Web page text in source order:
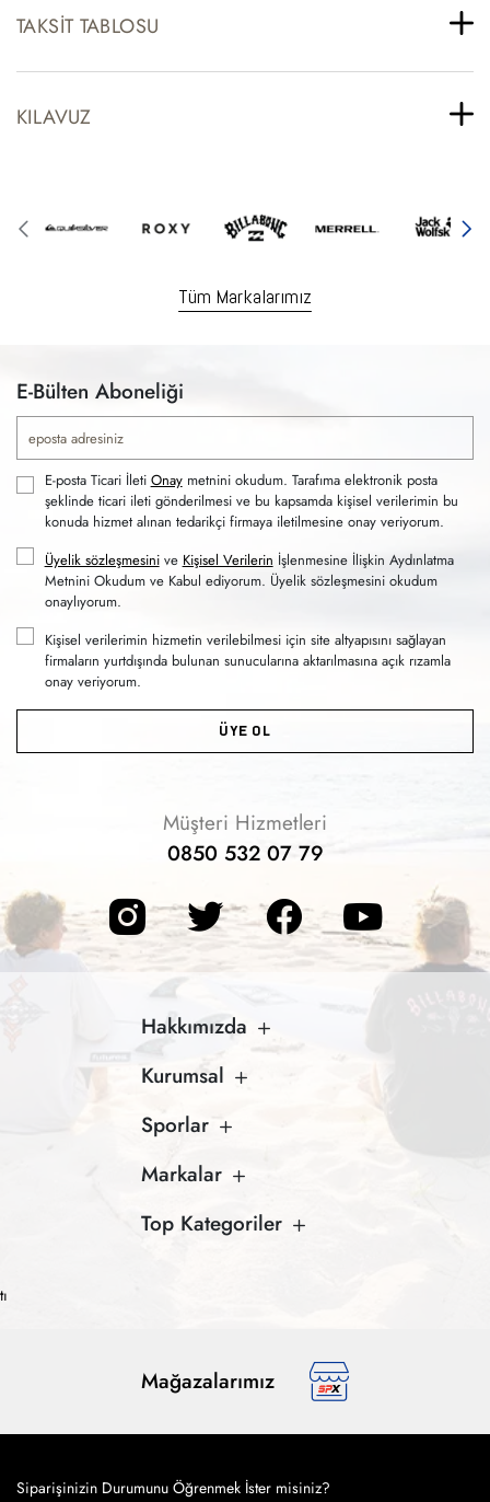
TAKSIT TABLOSU
KILAVUZ
Tüm Markalarımız
E-Bülten Aboneliği
E-posta Ticari İleti Onaymetnini okudum. Tarafıma elektronik posta
şeklinde ticari ileti gönderilmesi ve bu kapsamda kişisel verilerimin bu
konuda hizmet alınan tedarikçi firmaya iletilmesine onay veriyorum.
Üyelik sözleşmesinive Kişisel Verilerin İşlenmesine İlişkin Aydınlatma
Metnini Okudum ve Kabul ediyorum. Üyelik sözleşmesini okudum
onaylıyorum.
Kişisel verilerimin hizmetin verilebilmesi için site altyapısını sağlayan
firmaların yurtdışında bulunan sunucularına aktarılmasına açık rızamla
onay veriyorum.
ÜYE OL
Müşteri Hizmetleri
0850 532 07 79
Hakkımızda
Kurumsal
Sporlar
Markalar
Top Kategoriler
Mağazalarımız
Siparişinizin Durumunu Öğrenmek İster misiniz?